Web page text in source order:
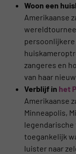
Woon een
Amerikaanse
zangeres en
van haar
Verblijf in het
Amerikaanse
Minneapolis,
legendarische
toegankelijk
luister naar